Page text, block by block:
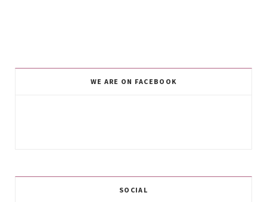
WE ARE ON FACEBOOK
SOCIAL